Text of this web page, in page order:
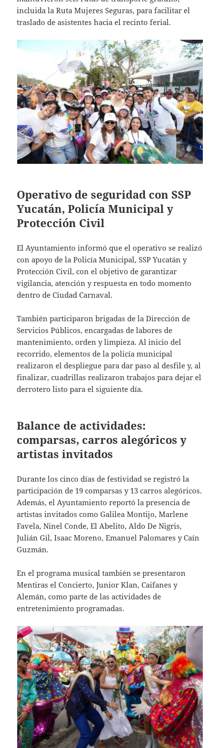
incluida la Ruta Mujeres Seguras, para facilitar el
traslado de asistentes hacia el recinto ferial.
Operativo de seguridad con SSP
Yucatán, Policía Municipal y
Protección Civil
El Ayuntamiento informó que el operativo se realizó
con apoyo de la Policía Municipal, SSP Yucatán y
Protección Civil, con el objetivo de garantizar
vigilancia, atención y respuesta en todo momento
dentro de Ciudad Carnaval.
También participaron brigadas de la Dirección de
Servicios Públicos, encargadas de labores de
mantenimiento, orden y limpieza. Al inicio del
recorrido, elementos de la policía municipal
realizaron el despliegue para dar paso al desfile y, al
finalizar, cuadrillas realizaron trabajos para dejar el
derrotero listo para el siguiente día.
Balance de actividades:
comparsas, carros alegóricos y
artistas invitados
Durante los cinco días de festividad se registró la
participación de 19 comparsas y 13 carros alegóricos.
Además, el Ayuntamiento reportó la presencia de
artistas invitados como Galilea Montijo, Marlene
Favela, Ninel Conde, El Abelito, Aldo De Nigris,
Julián Gil, Isaac Moreno, Emanuel Palomares y Caín
Guzmán.
En el programa musical también se presentaron
Mentiras el Concierto, Junior Klan, Caifanes y
Alemán, como parte de las actividades de
entretenimiento programadas.